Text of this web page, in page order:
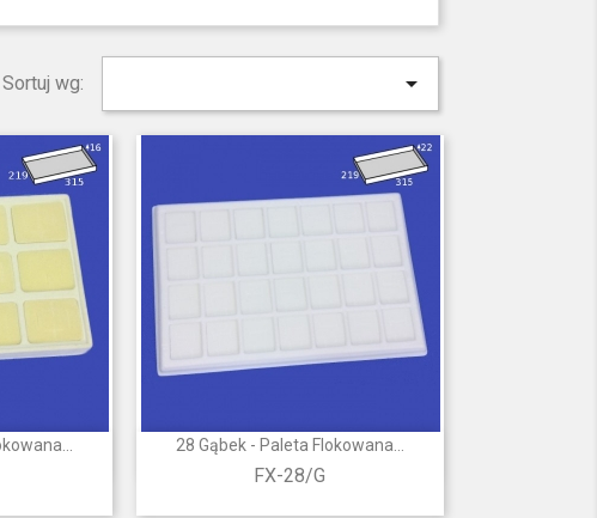
Sortuj wg: 
28 Gąbek - Paleta Flokowana...
FX-28/G
Szybki podgląd